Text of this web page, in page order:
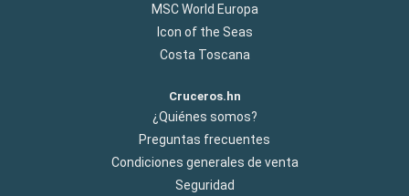
MSC World Europa
Icon of the Seas
Costa Toscana
Cruceros.hn
¿Quiénes somos?
Preguntas frecuentes
Condiciones generales de venta
Seguridad